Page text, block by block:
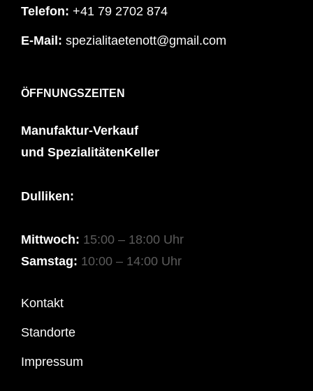
Telefon: +41 79 2702 874
E-Mail: spezialitaetenott@gmail.com
ÖFFNUNGSZEITEN
Manufaktur-Verkauf
und SpezialitätenKeller
Dulliken:
Mittwoch: 15:00 – 18:00 Uhr
Samstag: 10:00 – 14:00 Uhr
Kontakt
Standorte
Impressum